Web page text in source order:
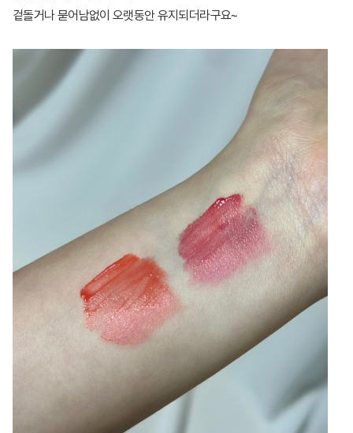
겉돌거나 묻어남없이 오랫동안 유지되더라구요~